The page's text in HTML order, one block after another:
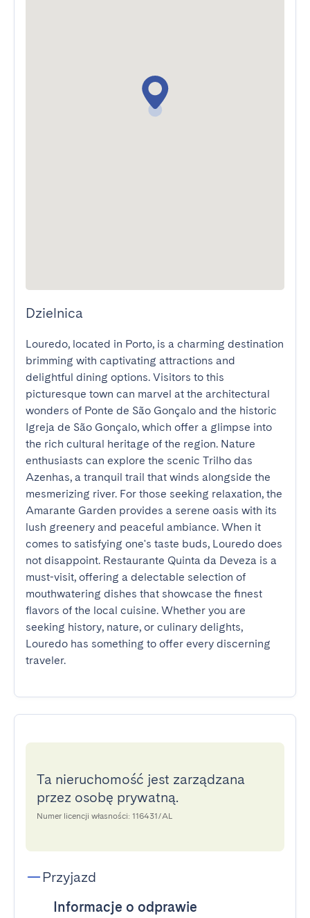
Dzielnica
Louredo, located in Porto, is a charming destination
brimming with captivating attractions and
delightful dining options. Visitors to this
picturesque town can marvel at the architectural
wonders of Ponte de São Gonçalo and the historic
Igreja de São Gonçalo, which offer a glimpse into
the rich cultural heritage of the region. Nature
enthusiasts can explore the scenic Trilho das
Azenhas, a tranquil trail that winds alongside the
mesmerizing river. For those seeking relaxation, the
Amarante Garden provides a serene oasis with its
lush greenery and peaceful ambiance. When it
comes to satisfying one's taste buds, Louredo does
not disappoint. Restaurante Quinta da Deveza is a
must-visit, offering a delectable selection of
mouthwatering dishes that showcase the finest
flavors of the local cuisine. Whether you are
seeking history, nature, or culinary delights,
Louredo has something to offer every discerning
traveler.
Ta nieruchomość jest zarządzana
przez osobę prywatną.
Numer licencji własności: 116431/AL
Przyjazd
Informacje o odprawie